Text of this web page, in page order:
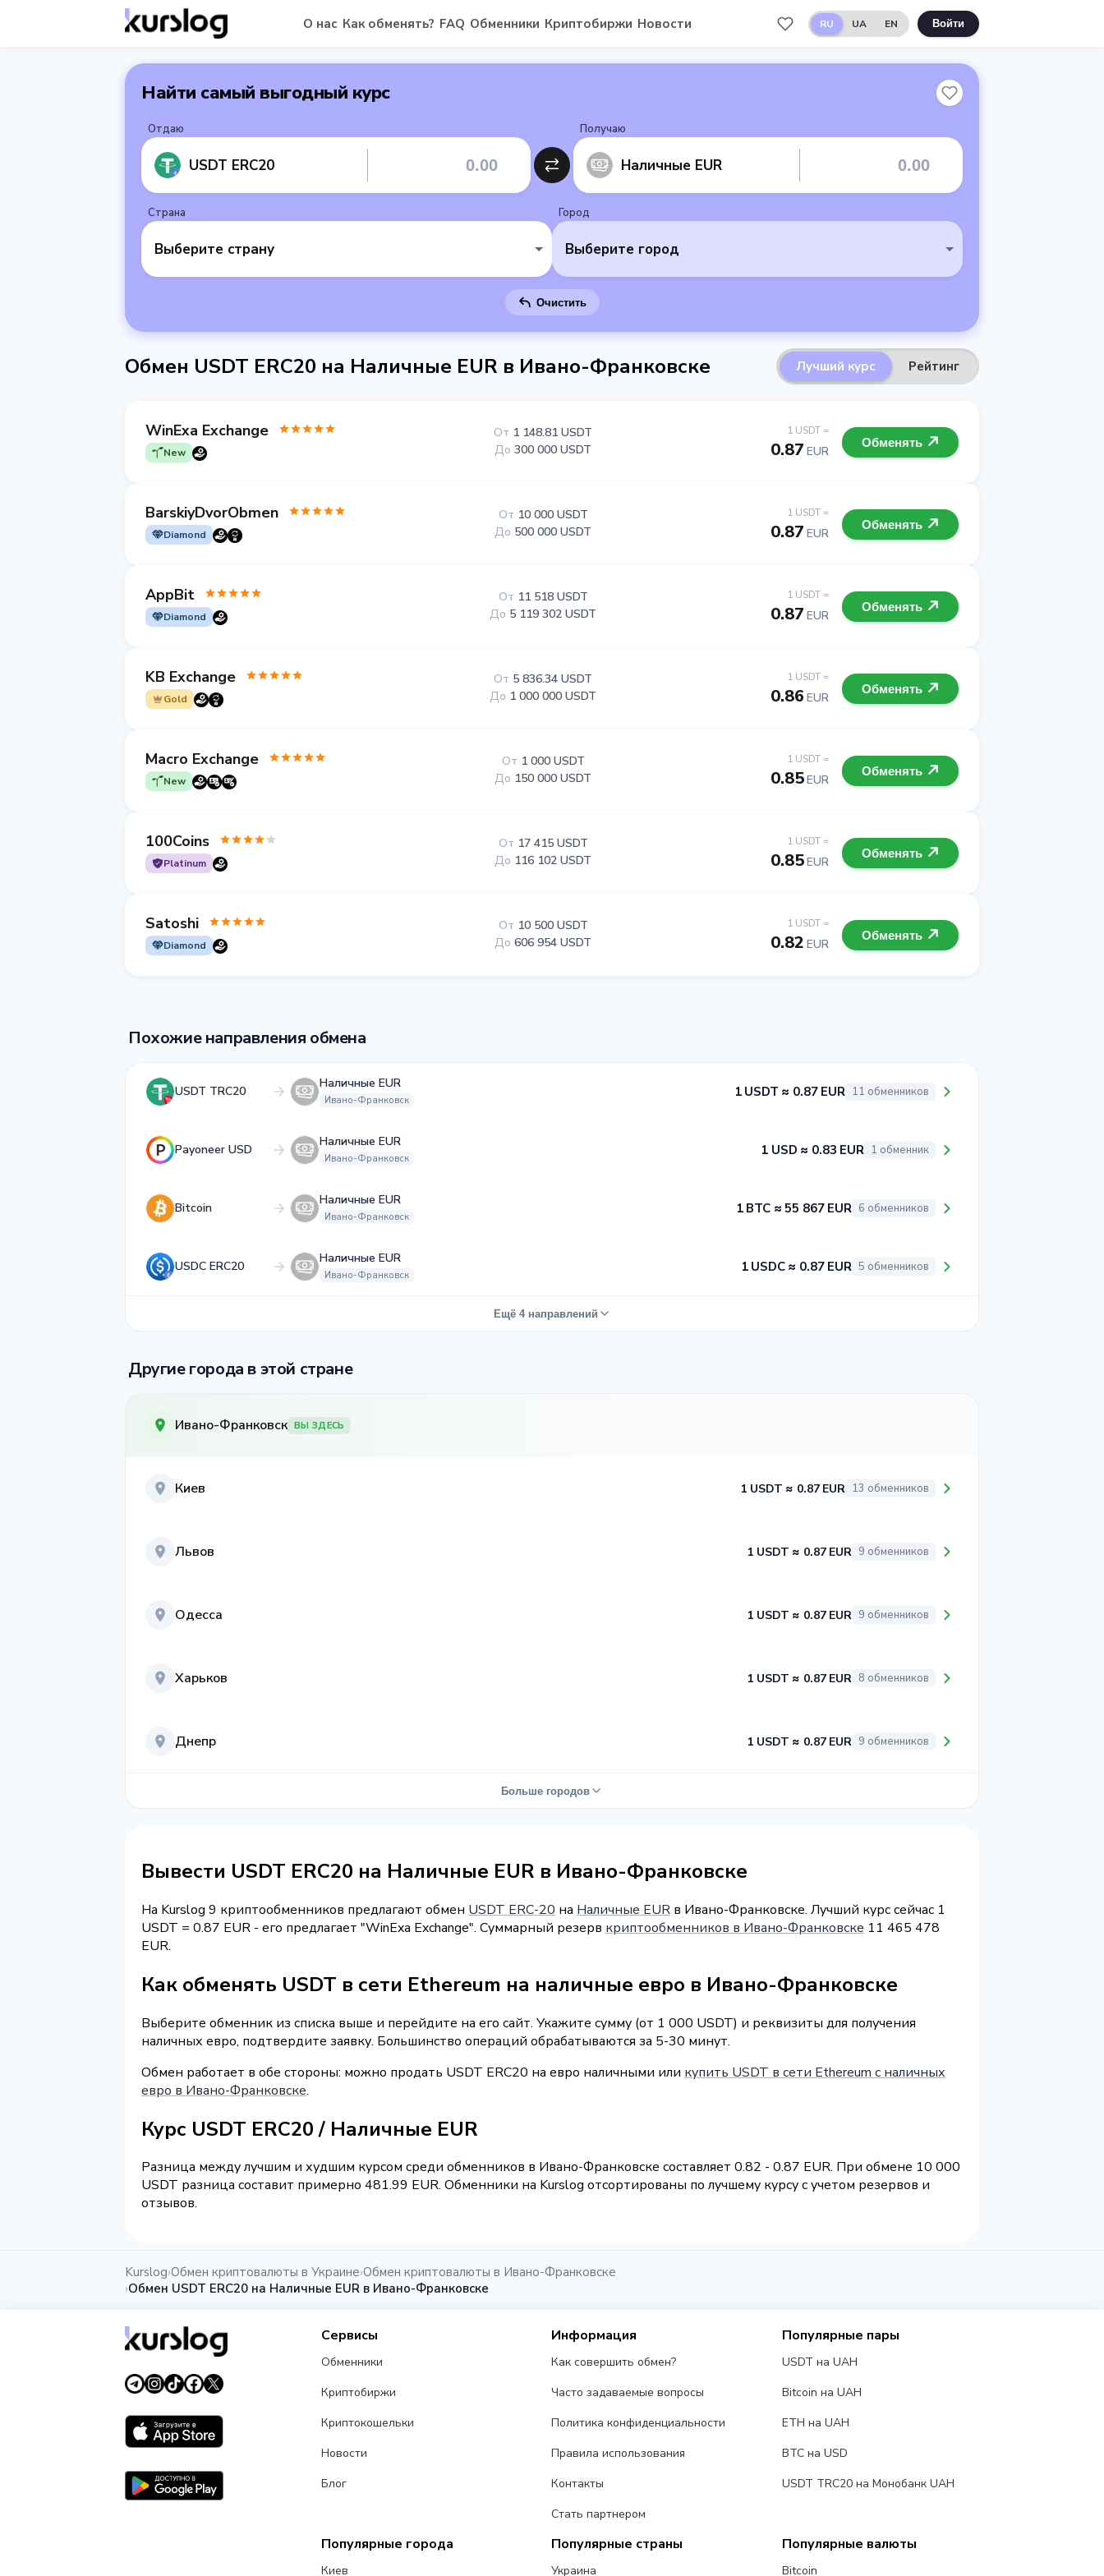
О нас Как обменять? FAQ Обменники Криптобиржи Новости RU UA EN Войти
Найти самый выгодный курс
Отдаю
USDT ERC20
Получаю
Наличные EUR
Страна
Выберите страну
Город
Выберите город
Очистить
Обмен USDT ERC20 на Наличные EUR в Ивано-Франковске Лучший курс Рейтинг
WinExa Exchange
New
1 USDT =
0.87 EUR
От 1 148.81 USDT
До 300 000 USDT Обменять
BarskiyDvorObmen
Diamond
1 USDT =
0.87 EUR
От 10 000 USDT
До 500 000 USDT Обменять
AppBit
Diamond
1 USDT =
0.87 EUR
От 11 518 USDT
До 5 119 302 USDT Обменять
KB Exchange
Gold
1 USDT =
0.86 EUR
От 5 836.34 USDT
До 1 000 000 USDT Обменять
Macro Exchange
New
1 USDT =
0.85EUR
От 1 000 USDT
До 150 000 USDT Обменять
100Coins
Platinum
1 USDT =
0.85EUR
От 17 415 USDT
До 116 102 USDT Обменять
Satoshi
Diamond
1 USDT =
0.82 EUR
От 10 500 USDT
До 606 954 USDT Обменять
Похожие направления обмена
USDT TRC20
Наличные EUR
Ивано-Франковск
1 USDT ≈ 0.87 EUR 11 обменников
Payoneer USD
Наличные EUR
Ивано-Франковск
1 USD ≈ 0.83 EUR 1 обменник
Bitcoin
Наличные EUR
Ивано-Франковск
1 BTC ≈ 55 867 EUR 6 обменников
USDC ERC20
Наличные EUR
Ивано-Франковск
1 USDC ≈ 0.87 EUR 5 обменников
Ещё 4 направлений
Другие города в этой стране
Ивано-Франковск ВЫ ЗДЕСЬ
Киев 1 USDT ≈ 0.87 EUR 13 обменников
Львов 1 USDT ≈ 0.87 EUR 9 обменников
Одесса 1 USDT ≈ 0.87 EUR 9 обменников
Харьков 1 USDT ≈ 0.87 EUR 8 обменников
Днепр 1 USDT ≈ 0.87 EUR 9 обменников
Больше городов
Вывести USDT ERC20 на Наличные EUR в Ивано-Франковске
На Kurslog 9 криптообменников предлагают обмен USDT ERC-20 на Наличные EUR в Ивано-Франковске. Лучший курс сейчас 1
USDT = 0.87 EUR - его предлагает "WinExa Exchange". Суммарный резерв криптообменников в Ивано-Франковске 11 465 478
EUR.
Как обменять USDT в сети Ethereum на наличные евро в Ивано-Франковске
Выберите обменник из списка выше и перейдите на его сайт. Укажите сумму (от 1 000 USDT) и реквизиты для получения
наличных евро, подтвердите заявку. Большинство операций обрабатываются за 5-30 минут.
Обмен работает в обе стороны: можно продать USDT ERC20 на евро наличными или купить USDT в сети Ethereum с наличных
евро в Ивано-Франковске.
Курс USDT ERC20 / Наличные EUR
Разница между лучшим и худшим курсом среди обменников в Ивано-Франковске составляет 0.82 - 0.87 EUR. При обмене 10 000
USDT разница составит примерно 481.99 EUR. Обменники на Kurslog отсортированы по лучшему курсу с учетом резервов и
отзывов.
Kurslog›Обмен криптовалюты в Украине›Обмен криптовалюты в Ивано-Франковске
›Обмен USDT ERC20 на Наличные EUR в Ивано-Франковске
Сервисы
Обменники
Криптобиржи
Криптокошельки
Новости
Блог
Информация
Как совершить обмен?
Часто задаваемые вопросы
Политика конфиденциальности
Правила использования
Контакты
Стать партнером
Популярные пары
USDT на UAH
Bitcoin на UAH
ETH на UAH
BTC на USD
USDT TRC20 на Монобанк UAH
Популярные города
Киев
Популярные страны
Украина
Популярные валюты
Bitcoin